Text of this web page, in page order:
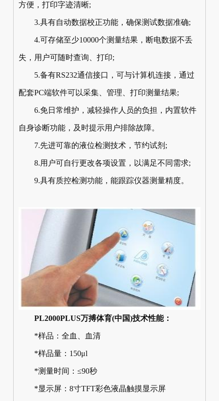
方便，打印字迹清晰;
3.具有自动数据校正功能，确保测试数据准确;
4.可存储至少10000个测量结果，断电数据不丢
失，用户可随时查询、打印;
5.备有RS232通信接口，可与计算机连接，通过
配套PC端软件可以采集、管理、打印测量结果;
6.免日常维护，减轻操作人员的负担，内置软件
自身诊断功能，及时提示用户排除故障。
7.先进可靠的液位检测技术，节约试剂;
8.用户可自行更改各项设置，以满足不同需求;
9.具有质控检测功能，能跟踪仪器测量精度。
PL2000PLUS万搏体育(中国)技术性能：
*样品：全血、血清
*样品量：150μl
*测量时间：≤90秒
*显示屏：8寸TFT彩色液晶触摸显示屏